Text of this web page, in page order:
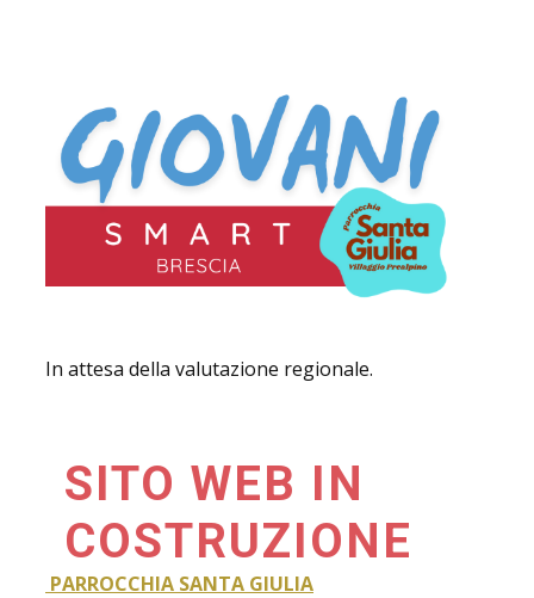
In attesa della valutazione regionale.
SITO WEB IN
COSTRUZIONE
PARROCCHIA SANTA GIULIA